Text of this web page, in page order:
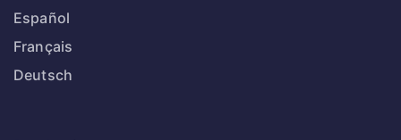
Español
Français
Deutsch